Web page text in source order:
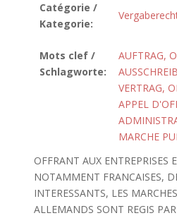
Catégorie /
Kategorie:
Mots clef /
Schlagworte:
AUFTRAG,
VERTRAG,
APPEL
MARCHE
OFFRANT AUX ENTREPRISES
NOTAMMENT FRANCAISES,
INTERESSANTS, LES
ALLEMANDS SONT REGIS